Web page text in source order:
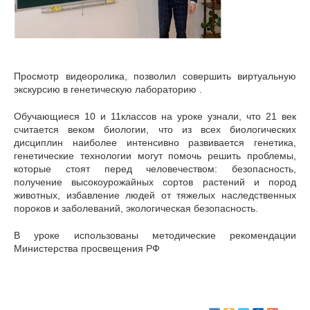
Просмотр видеоролика, позволил совершить виртуальную
экскурсию в генетическую лабораторию .
Обучающиеся 10 и 11классов на уроке узнали, что 21 век
считается веком биологии, что из всех биологических
дисциплин наиболее интенсивно развивается генетика,
генетические технологии могут помочь решить проблемы,
которые стоят перед человечеством: безопасность,
получение высокоурожайных сортов растений и пород
животных, избавление людей от тяжелых наследственных
пороков и заболеваний, экологическая безопасность.
В уроке использованы методические рекомендации
Министерства просвещения РФ